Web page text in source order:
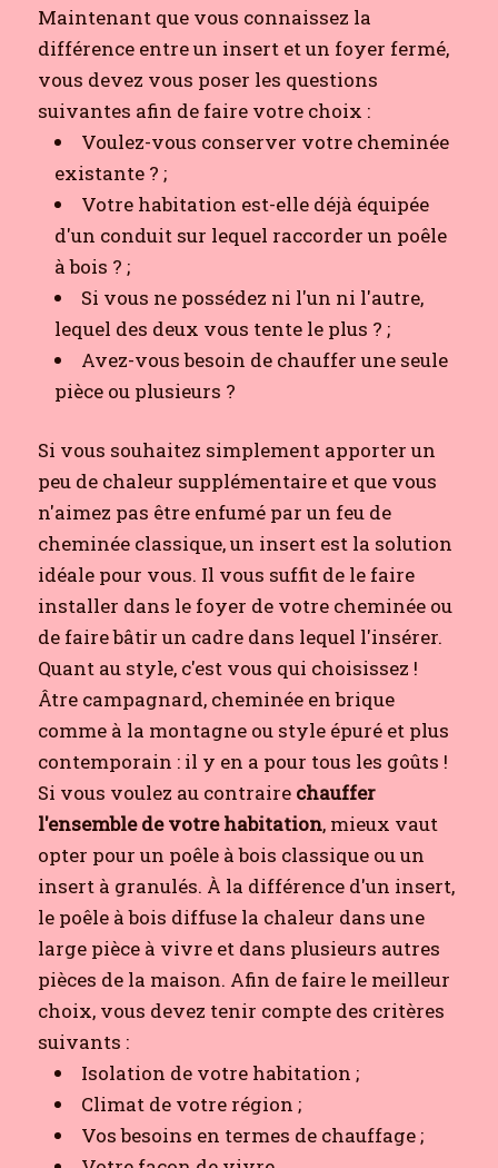
Maintenant que vous connaissez la
différence entre un insert et un foyer fermé,
vous devez vous poser les questions
suivantes afin de faire votre choix :
Voulez-vous conserver votre cheminée
existante ? ;
Votre habitation est-elle déjà équipée
d'un conduit sur lequel raccorder un poêle
à bois ? ;
Si vous ne possédez ni l'un ni l'autre,
lequel des deux vous tente le plus ? ;
Avez-vous besoin de chauffer une seule
pièce ou plusieurs ?
Si vous souhaitez simplement apporter un
peu de chaleur supplémentaire et que vous
n'aimez pas être enfumé par un feu de
cheminée classique, un insert est la solution
idéale pour vous. Il vous suffit de le faire
installer dans le foyer de votre cheminée ou
de faire bâtir un cadre dans lequel l'insérer.
Quant au style, c'est vous qui choisissez !
Âtre campagnard, cheminée en brique
comme à la montagne ou style épuré et plus
contemporain : il y en a pour tous les goûts !
Si vous voulez au contraire chauffer
l'ensemble de votre habitation, mieux vaut
opter pour un poêle à bois classique ou un
insert à granulés. À la différence d'un insert,
le poêle à bois diffuse la chaleur dans une
large pièce à vivre et dans plusieurs autres
pièces de la maison. Afin de faire le meilleur
choix, vous devez tenir compte des critères
suivants :
Isolation de votre habitation ;
Climat de votre région ;
Vos besoins en termes de chauffage ;